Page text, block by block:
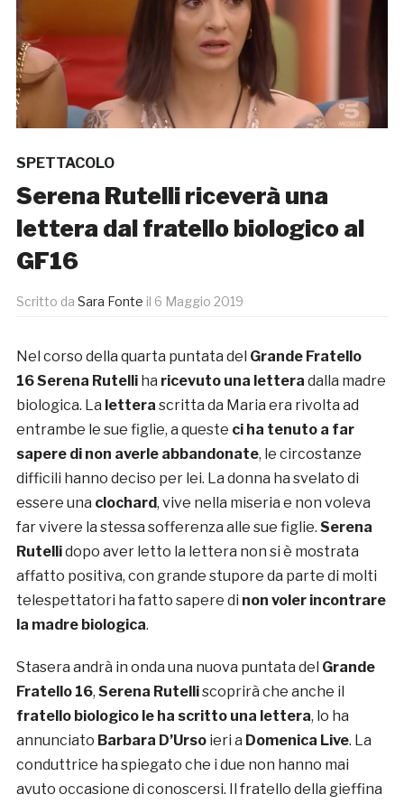
SPETTACOLO
Serena Rutelli riceverà una
lettera dal fratello biologico al
GF16
Scritto da Sara Fonte il 6 Maggio 2019
Nel corso della quarta puntata del Grande Fratello
16Serena Rutelli ha ricevuto una lettera dalla madre
biologica. La lettera scritta da Maria era rivolta ad
entrambe le sue figlie, a queste ci ha tenuto a far
sapere di non averle abbandonate, le circostanze
difficili hanno deciso per lei. La donna ha svelato di
essere una clochard, vive nella miseria e non voleva
far vivere la stessa sofferenza alle sue figlie. Serena
Rutellidopo aver letto la lettera non si è mostrata
affatto positiva, con grande stupore da parte di molti
telespettatori ha fatto sapere di non voler incontrare
la madre biologica.
Stasera andrà in onda una nuova puntata del Grande
Fratello 16, Serena Rutelliscoprirà che anche il
fratello biologico le ha scritto una lettera, lo ha
annunciato Barbara D’Urso ieri a Domenica Live. La
conduttrice ha spiegato che i due non hanno mai
avuto occasione di conoscersi. Il fratello della gieffina